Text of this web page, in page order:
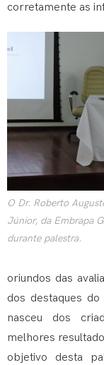
corretamente as
O Dr. Roberto
Júnior, da Embrapa
durante palestra.
oriundos das
dos destaques
nasceu dos
melhores
objetivo desta